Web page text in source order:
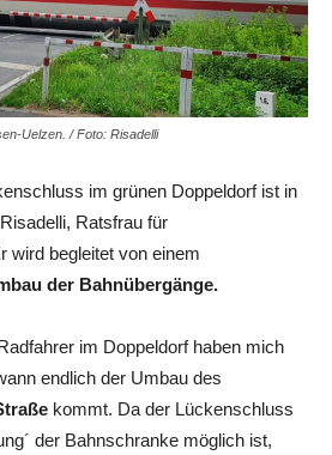
Uelzen. / Foto: Risadelli
im grünen Doppeldorf ist in
Ratsfrau für
wird begleitet von einem
der Bahnübergänge.
im Doppeldorf haben mich
endlich der Umbau des
kommt. Da der Lückenschluss
der Bahnschranke möglich ist,